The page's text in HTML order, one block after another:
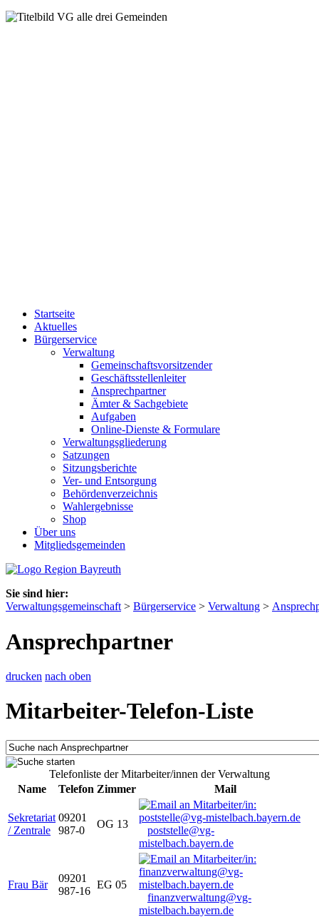
Startseite
Aktuelles
Bürgerservice
Verwaltung
Gemeinschaftsvorsitzender
Geschäftsstellenleiter
Ansprechpartner
Ämter & Sachgebiete
Aufgaben
Online-Dienste & Formulare
Verwaltungsgliederung
Satzungen
Sitzungsberichte
Ver- und Entsorgung
Behördenverzeichnis
Wahlergebnisse
Shop
Über uns
Mitgliedsgemeinden
Sie sind hier:
Verwaltungsgemeinschaft > Bürgerservice > Verwaltung >
Ansprechpartner
drucken nach oben
Mitarbeiter-Telefon-Liste
Telefonliste der Mitarbeiter/innen der Verwaltung
Name
Telefon Zimmer Mail
Sekretariat
/ Zentrale
09201
987-0
OG 13
poststelle@vg-
mistelbach.bayern.de
Frau Bär
09201
987-16
EG 05
finanzverwaltung@vg-
mistelbach.bayern.de